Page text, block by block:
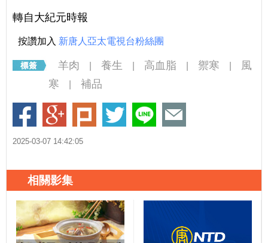
轉自大紀元時報
按讚加入 新唐人亞太電視台粉絲團
羊肉 養生 高血脂 禦寒
風
寒
補品
2025-03-07 14:42:05
相關影集